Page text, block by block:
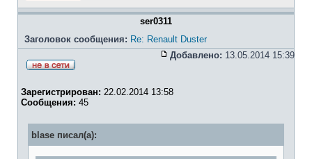
ser0311
Заголовок сообщения: Re: Renault Duster
Добавлено: 13.05.2014 15:39
Зарегистрирован: 22.02.2014 13:58
Сообщения: 45
blase писал(а):